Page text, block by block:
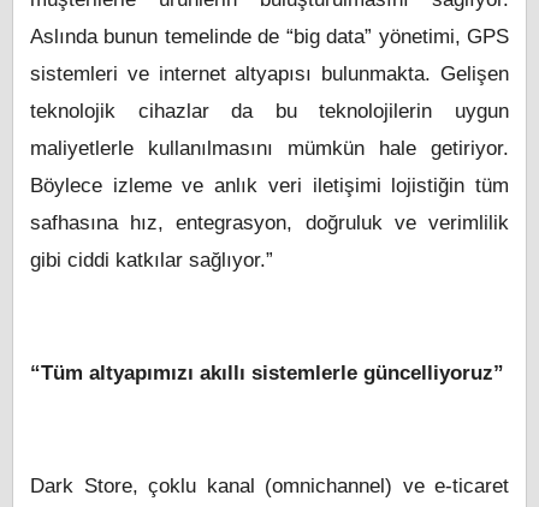
Aslında bunun temelinde de “big data” yönetimi, GPS
sistemleri ve internet altyapısı bulunmakta. Gelişen
teknolojik cihazlar da bu teknolojilerin uygun
maliyetlerle kullanılmasını mümkün hale getiriyor.
Böylece izleme ve anlık veri iletişimi lojistiğin tüm
safhasına hız, entegrasyon, doğruluk ve verimlilik
gibi ciddi katkılar sağlıyor.”
“Tüm altyapımızı akıllı sistemlerle güncelliyoruz”
Dark Store, çoklu kanal (omnichannel) ve e-ticaret